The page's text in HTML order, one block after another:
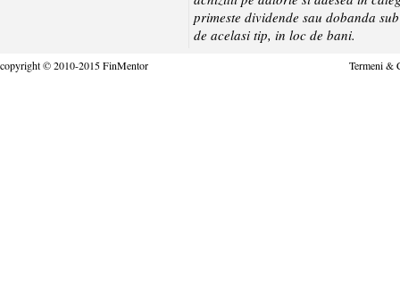
primeste dividende sau dobanda
de acelasi tip, in loc de bani.
copyright © 2010-2015 FinMentor Termeni &